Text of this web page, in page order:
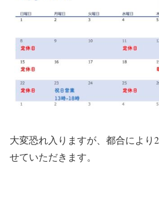
大変恐れ入りますが、都合により
せていただきます。